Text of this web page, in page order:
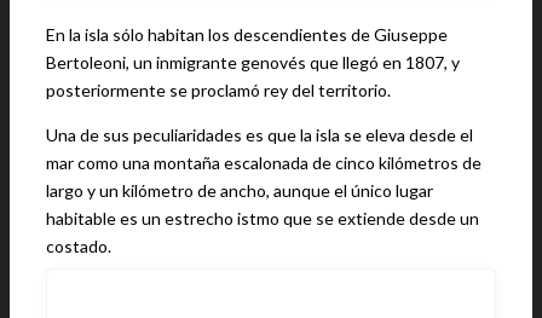
En la isla sólo habitan los descendientes de Giuseppe
Bertoleoni, un inmigrante genovés que llegó en 1807, y
posteriormente se proclamó rey del territorio.
Una de sus peculiaridades es que la isla se eleva desde el
mar como una montaña escalonada de cinco kilómetros de
largo y un kilómetro de ancho, aunque el único lugar
habitable es un estrecho istmo que se extiende desde un
costado.